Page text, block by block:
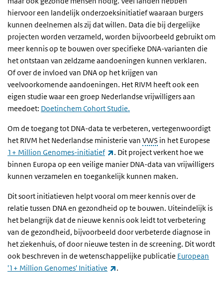
hiervoor een landelijk onderzoeksinitiatief waaraan burgers
kunnen deelnemen als zij dat willen. Data die bij dergelijke
projecten worden verzameld, worden bijvoorbeeld gebruikt om
meer kennis op te bouwen over specifieke DNA-varianten die
het ontstaan van zeldzame aandoeningen kunnen verklaren.
Of over de invloed van DNA op het krijgen van
veelvoorkomende aandoeningen. Het RIVM heeft ook een
eigen studie waar een groep Nederlandse vrijwilligers aan
meedoet: Doetinchem Cohort Studie.
Om de toegang tot DNA-data te verbeteren, vertegenwoordigt
het RIVM het Nederlandse ministerie van VWS in het Europese
1+ Million Genomes-initiatief
(externe link)
. Dit project verkent hoe we
binnen Europa op een veilige manier DNA-data van vrijwilligers
kunnen verzamelen en toegankelijk kunnen maken.
Dit soort initiatieven helpt vooral om meer kennis over de
relatie tussen DNA en gezondheid op te bouwen. Uiteindelijk is
het belangrijk dat de nieuwe kennis ook leidt tot verbetering
van de gezondheid, bijvoorbeeld door verbeterde diagnose in
het ziekenhuis, of door nieuwe testen in de screening. Dit wordt
ook beschreven in de wetenschappelijke publicatie European
'1+ Million Genomes' Initiative
(externe link)
.